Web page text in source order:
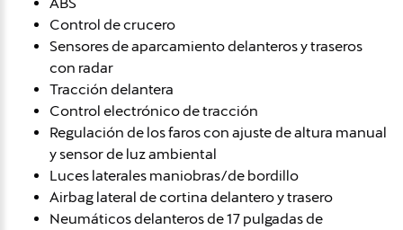
Control de crucero
Sensores de aparcamiento delanteros y traseros
con radar
Tracción delantera
Control electrónico de tracción
Regulación de los faros con ajuste de altura manual
y sensor de luz ambiental
Luces laterales maniobras/de bordillo
Airbag lateral de cortina delantero y trasero
Neumáticos delanteros de 17 pulgadas de